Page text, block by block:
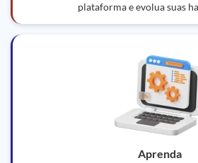
plataforma e evolua suas
Aprenda